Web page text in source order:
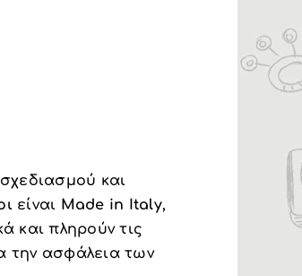
και
είναι Made in Italy,
και πληρούν τις
την ασφάλεια των